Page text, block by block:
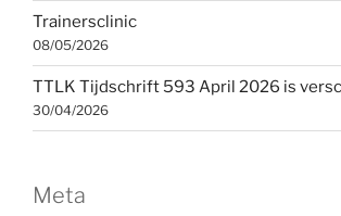
Trainersclinic
08/05/2026
TTLK Tijdschrift 593 April 2026 is
30/04/2026
Meta